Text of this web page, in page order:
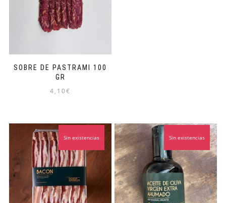
SOBRE DE PASTRAMI 100
GR
4,10€
Sin existencias Sin existencias